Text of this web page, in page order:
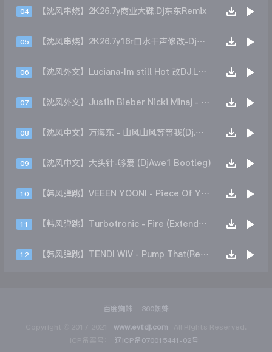
04 【沈风串烧】2K26.7y商业大碟.Dj东东Remix
05 【沈风串烧】2K26.7y16r口水干声修改-Dj东东Remix
06 【沈风外文】Luciana-Im still Hot 改DJ.LoZe
07 【沈风外文】Justin Bieber Nicki Minaj - Beauty And A Beat (DjHope小春 Extended Mix)
08 【沈风中文】万海东 - 山风山风等等我(Dj.阿洋 Extended Mix)
09 【沈风中文】大头针-够爱 (DjAwe1 Bootleg)
10 【韩风弹跳】VEEEN YOONI - Piece Of Your Heart (Remix)
11 【韩风弹跳】Turbotronic - Fire (Extended Mix)
12 【韩风弹跳】TENDI WiV - Pump That(Remix)
百度蜘蛛 360蜘蛛
www.evtdj.com
辽ICP备070015441-02号